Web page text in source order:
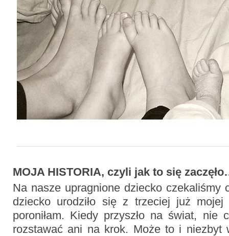
MOJA HISTORIA, czyli jak to się
Na nasze upragnione dziecko czekaliśmy
dziecko urodziło się z trzeciej już mojej
poroniłam. Kiedy przyszło na świat, nie
rozstawać ani na krok. Może to i niezbyt